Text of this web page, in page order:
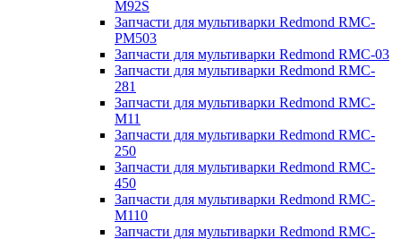
M92S
Запчасти для мультиварки Redmond RMC-
PM503
Запчасти для мультиварки Redmond RMC-03
Запчасти для мультиварки Redmond RMC-
281
Запчасти для мультиварки Redmond RMC-
M11
Запчасти для мультиварки Redmond RMC-
250
Запчасти для мультиварки Redmond RMC-
450
Запчасти для мультиварки Redmond RMC-
M110
Запчасти для мультиварки Redmond RMC-